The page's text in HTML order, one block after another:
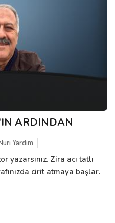
ARDINDAN
Yardim
yazarsınız. Zira acı tatlı
cirit atmaya başlar.